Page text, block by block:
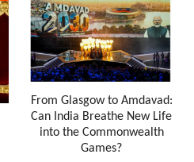
From Glasgow to Amdavad:
Can India Breathe New Life
into the Commonwealth
Games?